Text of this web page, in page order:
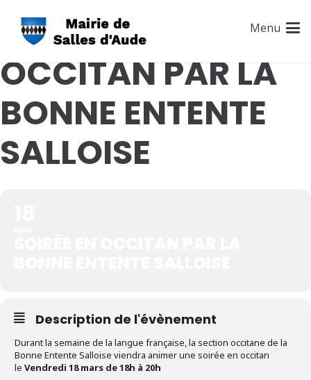
Menu
SOIRÉE EN
OCCITAN PAR LA
BONNE ENTENTE
SALLOISE
Description de l'évènement
Durant la semaine de la langue française, la section occitane de la
Bonne Entente Salloise viendra animer une soirée en occitan
le Vendredi 18 mars de 18h à 20h